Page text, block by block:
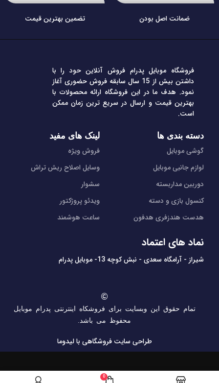
ضمانت اصل بودن تضمین بهترین قیمت
فروشگاه موبایل پدرام فروش آنلاین حود را با
داشتن بیش از 15 سال سابقه فروش حضوری آغاز
نمود. هدف ما در این فروشگاه ارائه محصولات با
بهترین قیمت و ارسال در سریع ترین زمان ممکن
است.
دسته بندی ها
گوشی موبایل
لوازم جانبی موبایل
دوربین مداربسته
کنسول بازی و دسته
هدست هندزفری هدفون
لینک های مفید
فروش ویژه
وسایل اصلاح ریش تراش
سشوار
ویدئو پروژکتور
ساعت هوشمند
نماد های اعتماد
شیراز - آرامگاه سعدی - نبش کوچه 13- موبایل پدرام
تمام حقوق این وبسایت برای فروشکاه اینترنتی پدرام موبایل
محفوظ می باشد.
طراحی سایت فروشگاهی با لیدوما
0